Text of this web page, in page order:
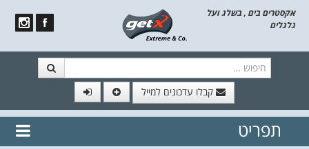
אקסטרים בים , בשלג ועל
גלגלים
קבלו עדכונים למייל
// הצטרף לרשימת תפוצה!
נשמח
תפריט